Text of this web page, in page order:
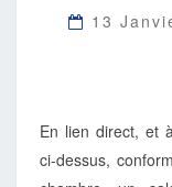
13
En lien direct, et
ci-dessus,